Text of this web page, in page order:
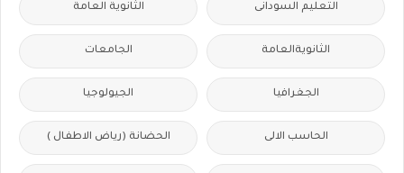
التعليم السودانى الثانوية العامة
الثانويةالعامة الجامعات
الجغرافيا الجيولوجيا
الحاسب الالى الحضانة (رياض الاطفال )